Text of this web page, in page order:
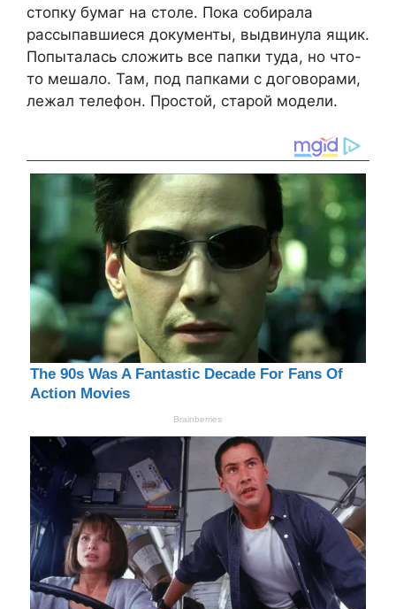
стопку бумаг на столе. Пока собирала
рассыпавшиеся документы, выдвинула ящик.
Попыталась сложить все папки туда, но что-
то мешало. Там, под папками с договорами,
лежал телефон. Простой, старой модели.